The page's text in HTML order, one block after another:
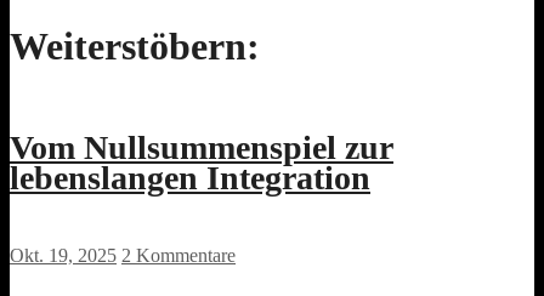
Weiterstöbern:
Vom Nullsummenspiel zur
lebenslangen Integration
Okt. 19, 2025 2 Kommentare